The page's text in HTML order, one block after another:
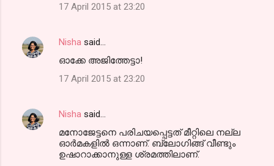
17 April 2015 at 23:20
Nisha said…
ഓക്കേ അജിത്തേട്ടാ!
17 April 2015 at 23:20
Nisha said…
മനോജേട്ടനെ പരിചയപ്പെട്ടത് മീറ്റിലെ നല്ല
ഓര്‍മകളില്‍ ഒന്നാണ്. ബ്ലോഗിങ്ങ് വീണ്ടും
ഉഷാറാക്കാനുള്ള ശ്രമത്തിലാണ്.